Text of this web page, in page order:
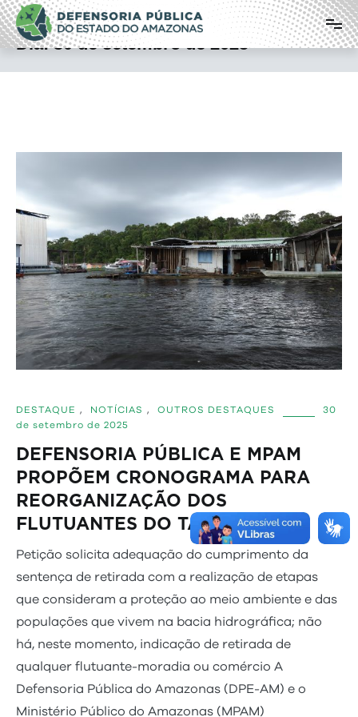
Pular
para
o
conteúdo
Defensoria Pública do Estado do
Amazonas
Dia:30 de setembro de 2025
DESTAQUE , NOTÍCIAS , OUTROS DESTAQUES
30
de setembro de 2025
DEFENSORIA PÚBLICA E MPAM
PROPÕEM CRONOGRAMA PARA
REORGANIZAÇÃO DOS
FLUTUANTES DO TARUMÃ-AÇU
Petição solicita adequação do cumprimento da
sentença de retirada com a realização de etapas
que consideram a proteção ao meio ambiente e das
populações que vivem na bacia hidrográfica; não
há, neste momento, indicação de retirada de
qualquer flutuante-moradia ou comércio A
Defensoria Pública do Amazonas (DPE-AM) e o
Ministério Público do Amazonas (MPAM)